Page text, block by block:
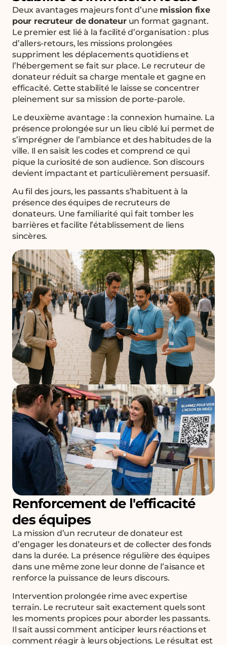
Deux avantages majeurs font d’une mission fixe
pour recruteur de donateurun format gagnant.
Le premier est lié à la facilité d’organisation : plus
d’allers-retours, les missions prolongées
suppriment les déplacements quotidiens et
l’hébergement se fait sur place. Le recruteur de
donateur réduit sa charge mentale et gagne en
efficacité. Cette stabilité le laisse se concentrer
pleinement sur sa mission de porte-parole.
Le deuxième avantage : la connexion humaine. La
présence prolongée sur un lieu ciblé lui permet de
s’imprégner de l’ambiance et des habitudes de la
ville. Il en saisit les codes et comprend ce qui
pique la curiosité de son audience. Son discours
devient impactant et particulièrement persuasif.
Au fil des jours, les passants s’habituent à la
présence des équipes de recruteurs de
donateurs. Une familiarité qui fait tomber les
barrières et facilite l’établissement de liens
sincères.
Renforcement de l'efficacité
des équipes
La mission d’un recruteur de donateur est
d’engager les donateurs et de collecter des fonds
dans la durée. La présence régulière des équipes
dans une même zone leur donne de l’aisance et
renforce la puissance de leurs discours.
Intervention prolongée rime avec expertise
terrain. Le recruteur sait exactement quels sont
les moments propices pour aborder les passants.
Il sait aussi comment anticiper leurs réactions et
comment réagir à leurs objections. Le résultat est